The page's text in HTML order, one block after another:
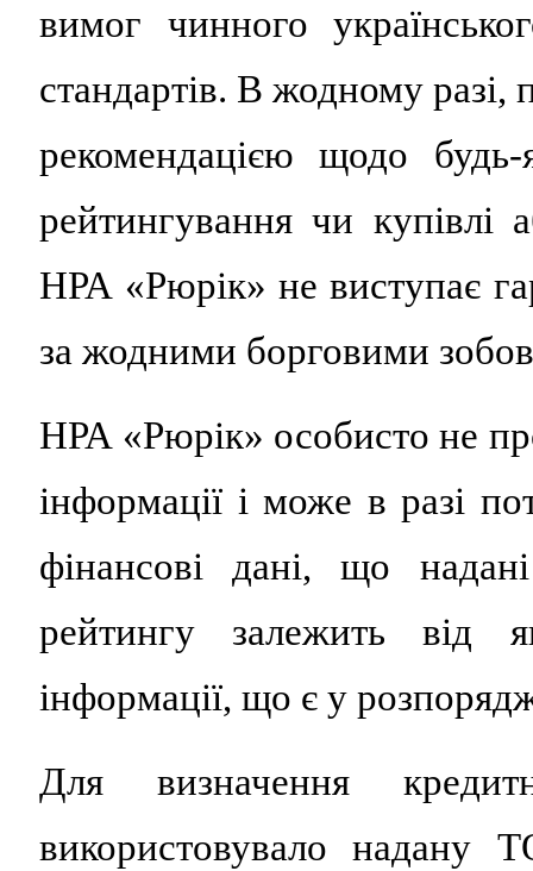
вимог чинного
стандартів. В жодному
рекомендацією щодо
рейтингування чи купівлі
НРА «Рюрік» не виступає
за жодними борговими
НРА «Рюрік» особисто не
інформації і може в разі
фінансові дані, що
рейтингу залежить від
інформації, що є у
Для визначення
використовувало